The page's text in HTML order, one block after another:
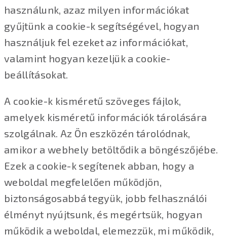
használunk, azaz milyen információkat
gyűjtünk a cookie-k segítségével, hogyan
használjuk fel ezeket az információkat,
valamint hogyan kezeljük a cookie-
beállításokat.
A cookie-k kisméretű szöveges fájlok,
amelyek kisméretű információk tárolására
szolgálnak. Az Ön eszközén tárolódnak,
amikor a webhely betöltődik a böngészőjébe.
Ezek a cookie-k segítenek abban, hogy a
weboldal megfelelően működjön,
biztonságosabbá tegyük, jobb felhasználói
élményt nyújtsunk, és megértsük, hogyan
működik a weboldal, elemezzük, mi működik,